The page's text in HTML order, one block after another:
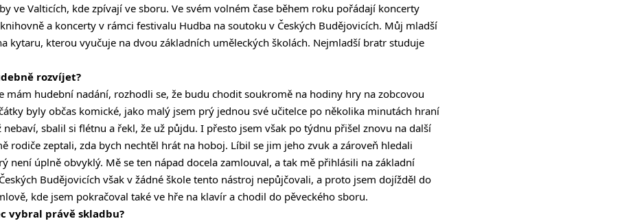
ve Valticích, kde zpívají ve sboru. Ve svém volném čase během roku pořádají koncerty
a koncerty v rámci festivalu Hudba na soutoku v Českých Budějovicích. Můj mladší
kytaru, kterou vyučuje na dvou základních uměleckých školách. Nejmladší bratr studuje
rozvíjet?
mám hudební nadání, rozhodli se, že budu chodit soukromě na hodiny hry na zobcovou
byly občas komické, jako malý jsem prý jednou své učitelce po několika minutách hraní
nebaví, sbalil si flétnu a řekl, že už půjdu. I přesto jsem však po týdnu přišel znovu na další
rodiče zeptali, zda bych nechtěl hrát na hoboj. Líbil se jim jeho zvuk a zároveň hledali
není úplně obvyklý. Mě se ten nápad docela zamlouval, a tak mě přihlásili na základní
Budějovicích však v žádné škole tento nástroj nepůjčovali, a proto jsem dojížděl do
kde jsem pokračoval také ve hře na klavír a chodil do pěveckého sboru.
vybral právě skladbu?